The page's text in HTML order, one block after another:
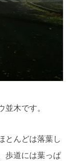
木です。
とんどは落葉し
歩道には葉っぱ